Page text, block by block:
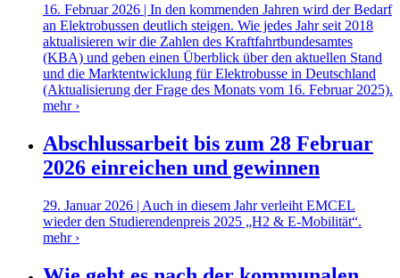
16. Februar 2026 | In den kommenden Jahren wird der Bedarf
an Elektrobussen deutlich steigen. Wie jedes Jahr seit 2018
aktualisieren wir die Zahlen des Kraftfahrtbundesamtes
(KBA) und geben einen Überblick über den aktuellen Stand
und die Marktentwicklung für Elektrobusse in Deutschland
(Aktualisierung der Frage des Monats vom 16. Februar 2025).
mehr ›
Abschlussarbeit bis zum 28 Februar
2026 einreichen und gewinnen
29. Januar 2026 | Auch in diesem Jahr verleiht EMCEL
wieder den Studierendenpreis 2025 „H2 & E-Mobilität“.
mehr ›